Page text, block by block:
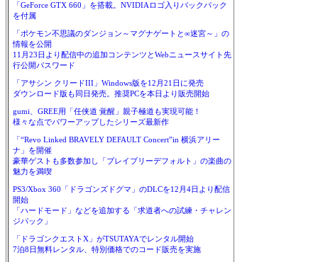
「GeForce GTX 660」を搭載。NVIDIAロゴ入りバックパック
を付属
「ポケモン不思議のダンジョン～マグナゲートと∞迷宮～」の
情報を公開
11月23日より配信中の追加コンテンツとWebニュースサイト先
行公開パスワード
「アサシン クリードIII」Windows版を12月21日に発売
ダウンロード版も同日発売。推奨PCを本日より販売開始
gumi、GREE用「任侠道 覚醒」親子極道も実現可能！
様々な点でパワーアップしたシリーズ最新作
「“Revo Linked BRAVELY DEFAULT Concert”in 横浜アリー
ナ」を開催
豪華ゲストも多数参加し「ブレイブリーデフォルト」の楽曲の
魅力を満喫
PS3/Xbox 360「ドラゴンズドグマ」のDLCを12月4日より配信
開始
「ハードモード」などを追加する「求道者への試練・チャレン
ジパック」
「ドラゴンクエストX」がTSUTAYAでレンタル開始
7泊8日無料レンタル、特別価格でのコード販売を実施